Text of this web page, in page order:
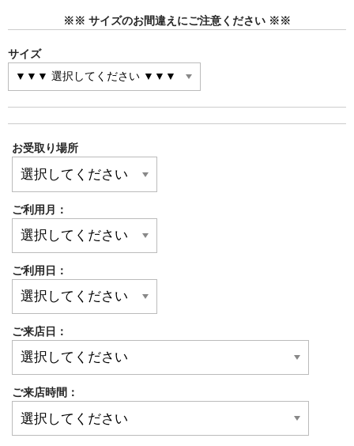
※※ サイズのお間違えにご注意ください ※※
サイズ
お受取り場所
ご利用月：
ご利用日：
ご来店日：
ご来店時間：